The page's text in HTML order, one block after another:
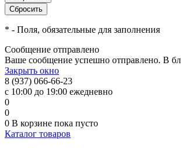
* - Поля, обязательные для заполнения
Сообщение отправлено
Ваше сообщение успешно отправлено. В
Закрыть окно
8 (937) 066-66-23
с 10:00 до 19:00 ежедневно
0
0
0 В корзине пока пусто
Каталог товаров